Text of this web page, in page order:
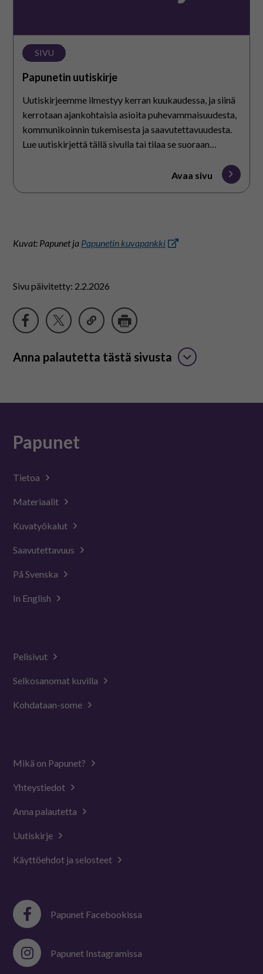
SIVU
Papunetin uutiskirje
Uutiskirjeemme ilmestyy kerran kuukaudessa, ja siinä
kerrotaan ajankohtaisia asioita puhevammaisuudesta,
kommunikoinnin tukemisesta ja saavutettavuudesta.
Lue uutiskirjettä tällä sivulla tai tilaa se suoraan
Avaa sivu
Kuvat: Papunet ja Papunetin kuvapankki
Sivu päivitetty: 2.2.2026
Anna palautetta tästä sivusta
Papunet
Tietoa
Materiaalit
Kuvatyökalut
Saavutettavuus
På Svenska
In English
Pelisivut
Selkosanomat kuvilla
Kohdataan-some
Mikä on Papunet?
Yhteystiedot
Anna palautetta
Uutiskirje
Käyttöehdot ja selosteet
Papunet Facebookissa
Papunet Instagramissa